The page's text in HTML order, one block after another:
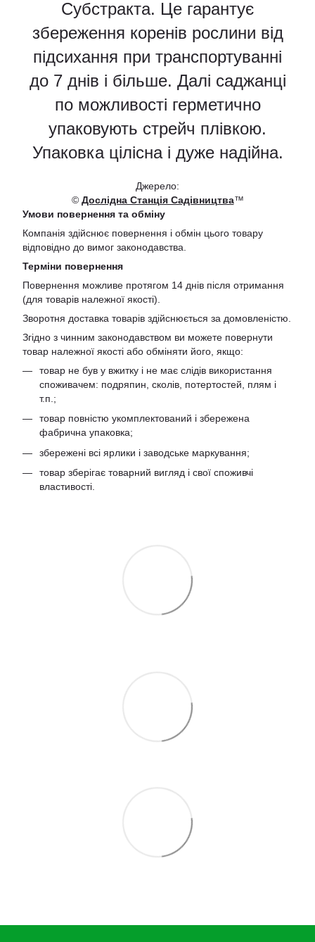
Субстракта. Це гарантує
збереження коренів рослини від
підсихання при транспортуванні
до 7 днів і більше. Далі саджанці
по можливості герметично
упаковують стрейч плівкою.
Упаковка цілісна і дуже надійна.
Джерело:
© Дослідна Станція Садівництва™
Умови повернення та обміну
Компанія здійснює повернення і обмін цього товару
відповідно до вимог законодавства.
Терміни повернення
Повернення можливе протягом 14 днів після отримання
(для товарів належної якості).
Зворотня доставка товарів здійснюється за домовленістю.
Згідно з чинним законодавством ви можете повернути
товар належної якості або обміняти його, якщо:
товар не був у вжитку і не має слідів використання
споживачем: подряпин, сколів, потертостей, плям і
т.п.;
товар повністю укомплектований і збережена
фабрична упаковка;
збережені всі ярлики і заводське маркування;
товар зберігає товарний вигляд і свої споживчі
властивості.